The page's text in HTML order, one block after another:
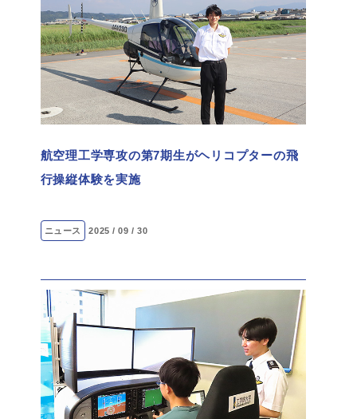
航空理工学専攻の第7期生がヘリコプターの飛
行操縦体験を実施
ニュース 2025 / 09 / 30